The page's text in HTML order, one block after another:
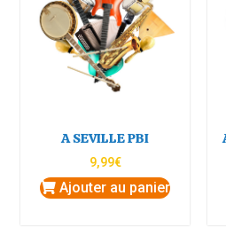
A SEVILLE PBI
9,99€
Ajouter au panier